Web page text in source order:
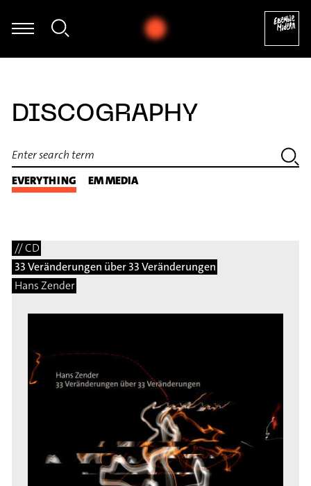
- aus: The Yellow Shark (Arr. Ali N. Askin) (1992) [excerpt]
DISCOGRAPHY
EVERYTHING EM MEDIA
// CD
33 Veränderungen über 33 Veränderungen
Hans Zender